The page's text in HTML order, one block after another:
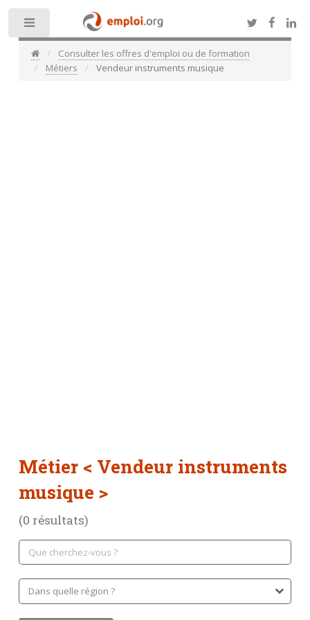
Consulter les offres d'emploi ou de formation
Métiers
Vendeur instruments musique
Métier < Vendeur instruments
musique >
(0 résultats)
Toggle